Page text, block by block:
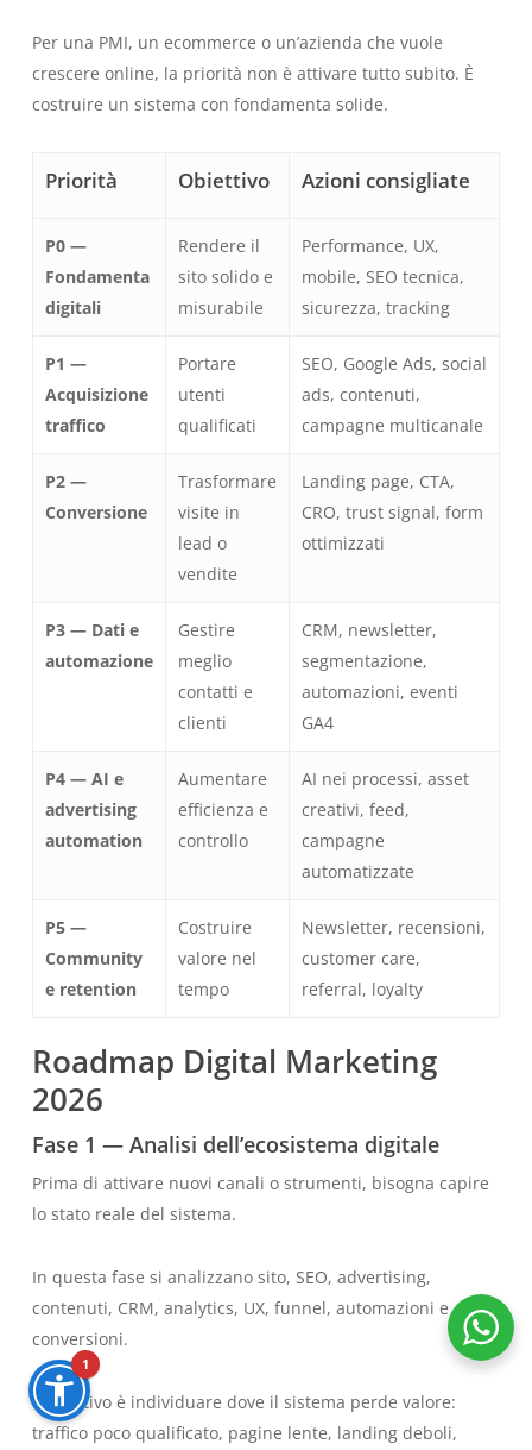
Per una PMI, un ecommerce o un’azienda che vuole
crescere online, la priorità non è attivare tutto subito. È
costruire un sistema con fondamenta solide.
Priorità Obiettivo Azioni consigliate
P0 —
Fondamenta
digitali
Rendere il
sito solido e
misurabile
Performance, UX,
mobile, SEO tecnica,
sicurezza, tracking
P1 —
Acquisizione
traffico
Portare
utenti
qualificati
SEO, Google Ads, social
ads, contenuti,
campagne multicanale
P2 —
Conversione
Trasformare
visite in
lead o
vendite
Landing page, CTA,
CRO, trust signal, form
ottimizzati
P3 — Dati e
automazione
Gestire
meglio
contatti e
clienti
CRM, newsletter,
segmentazione,
automazioni, eventi
GA4
P4 — AI e
advertising
automation
Aumentare
efficienza e
controllo
AI nei processi, asset
creativi, feed,
campagne
automatizzate
P5 —
Community
e retention
Costruire
valore nel
tempo
Newsletter, recensioni,
customer care,
referral, loyalty
Roadmap Digital Marketing
2026
Fase 1 — Analisi dell’ecosistema digitale
Prima di attivare nuovi canali o strumenti, bisogna capire
lo stato reale del sistema.
In questa fase si analizzano sito, SEO, advertising,
contenuti, CRM, analytics, UX, funnel, automazioni e
conversioni.
L’obiettivo è individuare dove il sistema perde valore:
traffico poco qualificato, pagine lente, landing deboli,
1